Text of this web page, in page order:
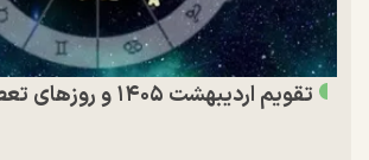
تقویم اردیبهشت ۱۴۰۵ و روز‌های تعطیل این ماه